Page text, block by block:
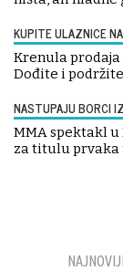
KUPITE ULAZNICE
Krenula prodaja
Dođite i
NASTUPAJU BORCI
MMA spektakl u
za titulu prvaka